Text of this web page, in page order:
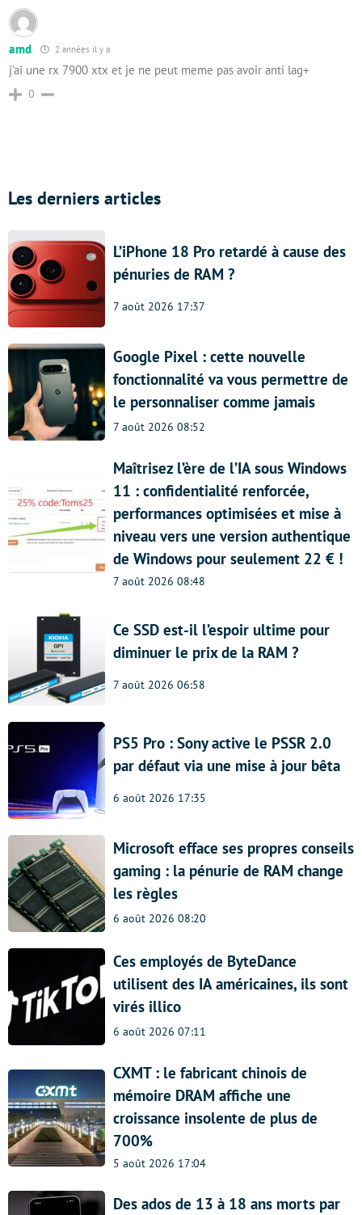
amd 2 années il y a
j’ai une rx 7900 xtx et je ne peut meme pas avoir anti lag+
0
Les derniers articles
L’iPhone 18 Pro retardé à cause des
pénuries de RAM ?
7 août 2026 17:37
Google Pixel : cette nouvelle
fonctionnalité va vous permettre de
le personnaliser comme jamais
7 août 2026 08:52
Maîtrisez l’ère de l’IA sous Windows
11 : confidentialité renforcée,
performances optimisées et mise à
niveau vers une version authentique
de Windows pour seulement 22 € !
7 août 2026 08:48
Ce SSD est-il l’espoir ultime pour
diminuer le prix de la RAM ?
7 août 2026 06:58
PS5 Pro : Sony active le PSSR 2.0
par défaut via une mise à jour bêta
6 août 2026 17:35
Microsoft efface ses propres conseils
gaming : la pénurie de RAM change
les règles
6 août 2026 08:20
Ces employés de ByteDance
utilisent des IA américaines, ils sont
virés illico
6 août 2026 07:11
CXMT : le fabricant chinois de
mémoire DRAM affiche une
croissance insolente de plus de
700%
5 août 2026 17:04
Des ados de 13 à 18 ans morts par